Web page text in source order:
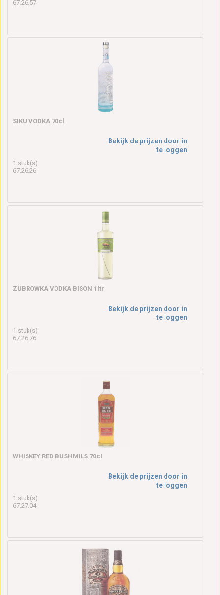
67.26.57
SIKU VODKA 70cl
1 stuk(s)
67.26.26
Bekijk de prijzen door in
te loggen
ZUBROWKA VODKA BISON 1ltr
1 stuk(s)
67.26.76
Bekijk de prijzen door in
te loggen
WHISKEY RED BUSHMILS 70cl
1 stuk(s)
67.27.04
Bekijk de prijzen door in
te loggen